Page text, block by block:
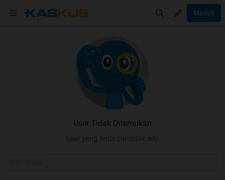
Masuk
User Tidak Ditemukan
User yang Anda cari tidak ada